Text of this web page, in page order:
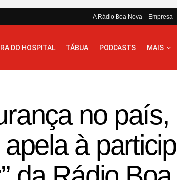
A Rádio Boa Nova Empresa
DO HOSPITAL TÁBUA PODCASTS MAIS
no
à